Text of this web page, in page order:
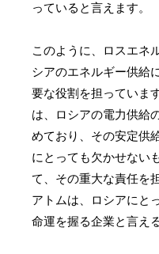
っていると言えます。
このように、ロスエネ
シアのエネルギー供給
要な役割を担っていま
は、ロシアの電力供給
めており、その安定供
にとっても欠かせない
て、その重大な責任を
アトムは、ロシアにと
命運を握る企業と言え